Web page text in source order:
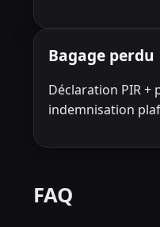
Bagage perdu
Déclaration PIR +
indemnisation
FAQ